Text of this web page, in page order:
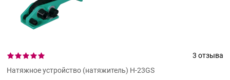
3 отзыва
Натяжное устройство (натяжитель) Н-23GS